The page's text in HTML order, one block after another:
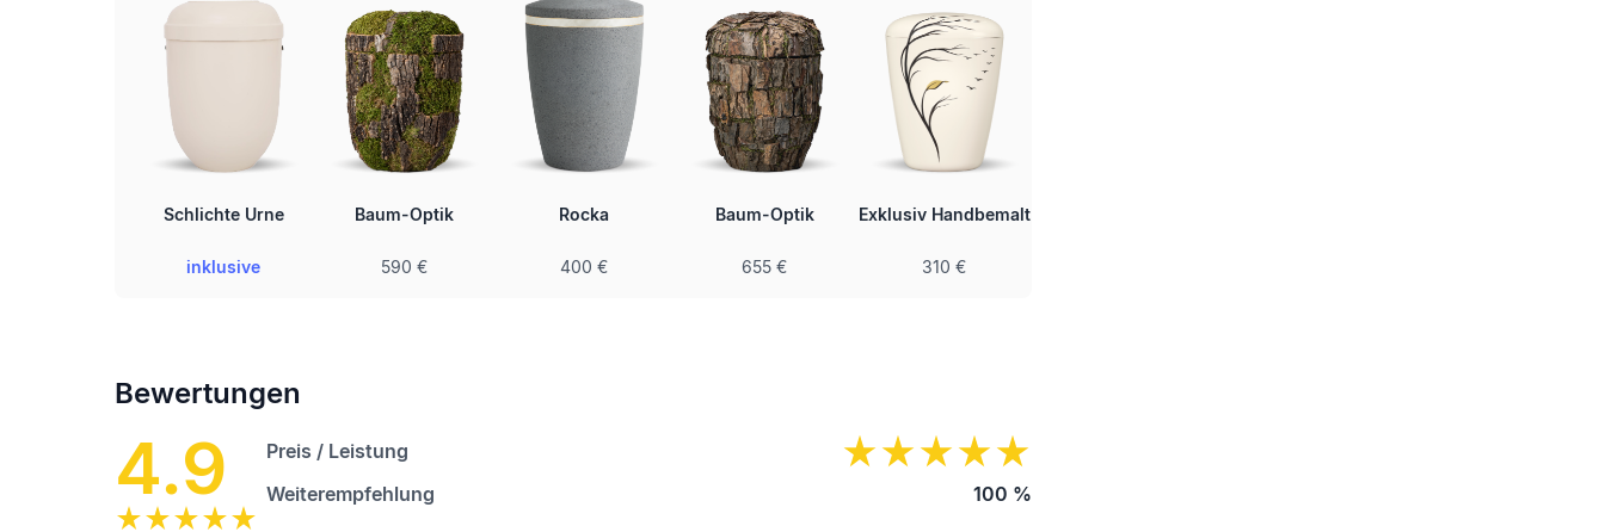
Schlichte Urne
inklusive
Baum-Optik
590 €
Rocka
400 €
Baum-Optik
655 €
Exklusiv Handbemalt
310 €
Bewertungen
4.9
Preis / Leistung
Weiterempfehlung
100 %